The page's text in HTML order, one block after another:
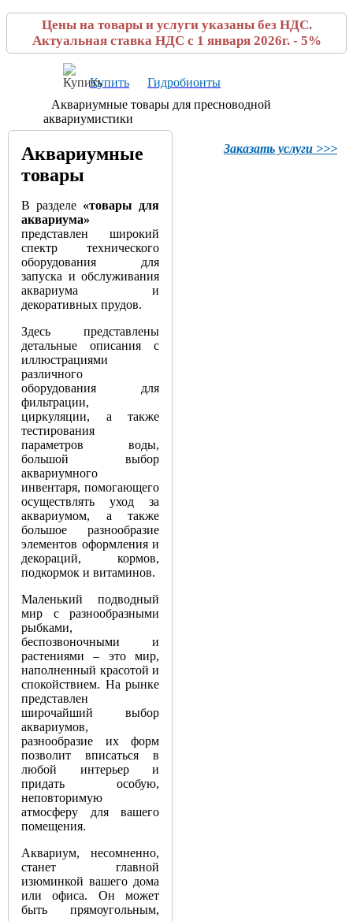
Цены на товары и услуги указаны без НДС.
Актуальная ставка НДС с 1 января 2026г. - 5%
Купить
Гидробионты
Аквариумные товары для пресноводной
аквариумистики
Заказать услуги >>>
Аквариумные
товары
В разделе «товары для
аквариума»
представлен широкий
спектр технического
оборудования для
запуска и обслуживания
аквариума и
декоративных прудов.
Здесь представлены
детальные описания с
иллюстрациями
различного
оборудования для
фильтрации,
циркуляции, а также
тестирования
параметров воды,
большой выбор
аквариумного
инвентаря, помогающего
осуществлять уход за
аквариумом, а также
большое разнообразие
элементов оформления и
декораций, кормов,
подкормок и витаминов.
Маленький подводный
мир с разнообразными
рыбками,
беспозвоночными и
растениями – это мир,
наполненный красотой и
спокойствием. На рынке
представлен
широчайший выбор
аквариумов,
разнообразие их форм
позволит вписаться в
любой интерьер и
придать особую,
неповторимую
атмосферу для вашего
помещения.
Аквариум, несомненно,
станет главной
изюминкой вашего дома
или офиса. Он может
быть прямоугольным,